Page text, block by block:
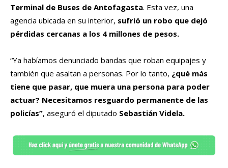
Terminal de Buses de Antofagasta. Esta vez, una
agencia ubicada en su interior, sufrió un robo que dejó
pérdidas cercanas a los 4 millones de pesos.
“Ya habíamos denunciado bandas que roban equipajes y
también que asaltan a personas. Por lo tanto, ¿qué más
tiene que pasar, que muera una persona para poder
actuar? Necesitamos resguardo permanente de las
policías”, aseguró el diputado Sebastián Videla.